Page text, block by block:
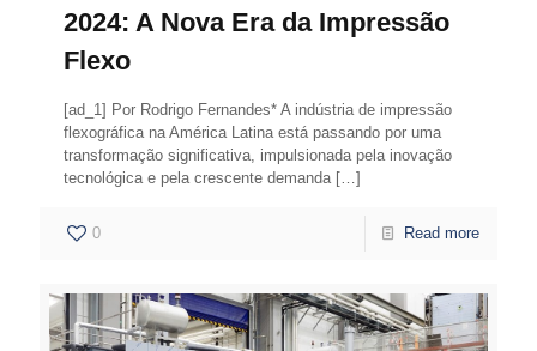
2024: A Nova Era da Impressão
Flexo
[ad_1] Por Rodrigo Fernandes* A indústria de impressão
flexográfica na América Latina está passando por uma
transformação significativa, impulsionada pela inovação
tecnológica e pela crescente demanda […]
0 Read more